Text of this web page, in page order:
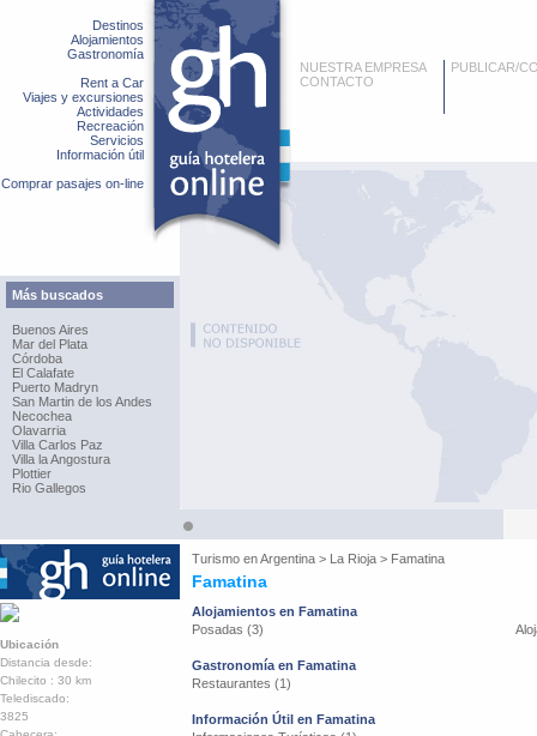
Destinos
Alojamientos
Gastronomía
Rent a Car
Viajes y excursiones
Actividades
Recreación
Servicios
Información útil
Comprar pasajes on-line
Más buscados
Buenos Aires
Mar del Plata
Córdoba
El Calafate
Puerto Madryn
San Martin de los Andes
Necochea
Olavarria
Villa Carlos Paz
Villa la Angostura
Plottier
Rio Gallegos
NUESTRA EMPRESA
CONTACTO
PUBLICAR/
Turismo enArgentina > La Rioja > Famatina
Famatina
Ubicación
Distancia desde:
Chilecito : 30 km
Telediscado:
3825
Alojamientos en Famatina
Posadas (3)
Gastronomía en Famatina
Restaurantes (1)
Información Útil en Famatina